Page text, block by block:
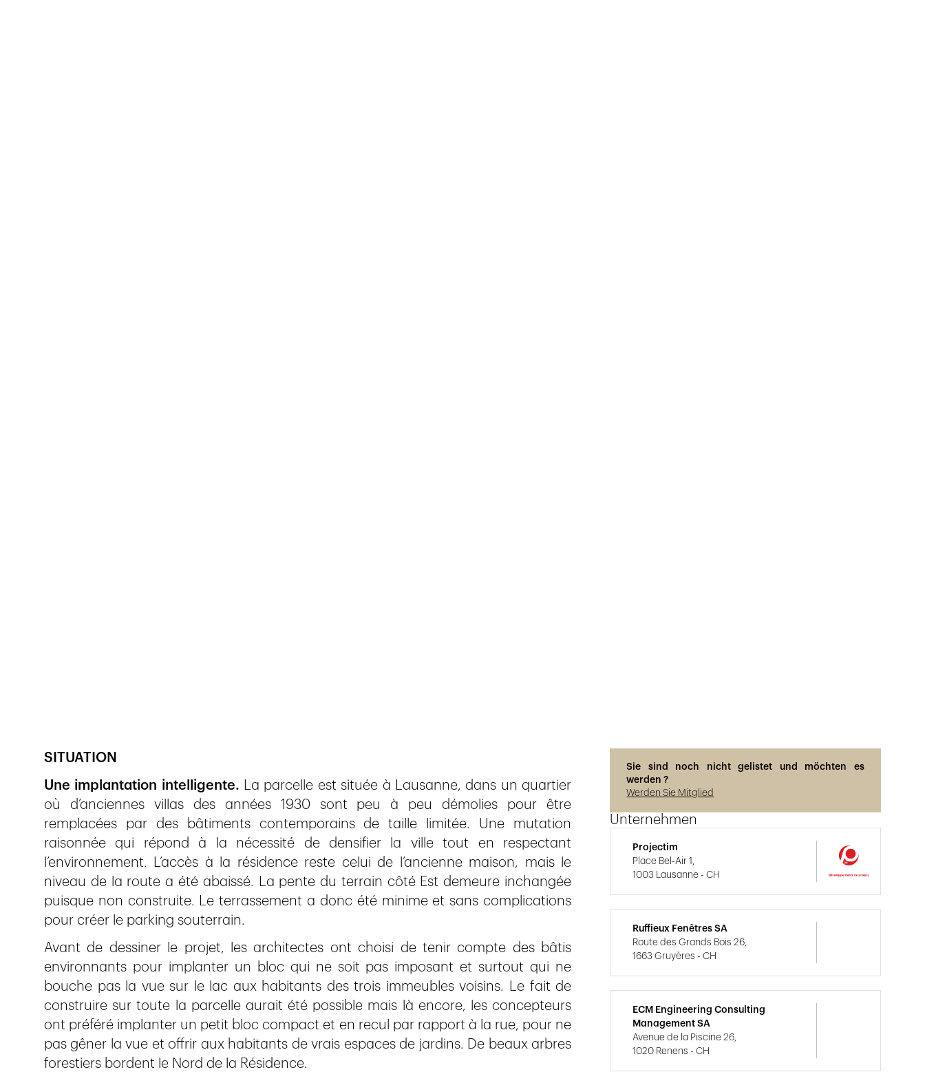
SITUATION
Une implantation intelligente. La parcelle est située à Lausanne, dans un quartier
où d’anciennes villas des années 1930 sont peu à peu démolies pour être
remplacées par des bâtiments contemporains de taille limitée. Une mutation
raisonnée qui répond à la nécessité de densifier la ville tout en respectant
l’environnement. L’accès à la résidence reste celui de l’ancienne maison, mais le
niveau de la route a été abaissé. La pente du terrain côté Est demeure inchangée
puisque non construite. Le terrassement a donc été minime et sans complications
pour créer le parking souterrain.
Avant de dessiner le projet, les architectes ont choisi de tenir compte des bâtis
environnants pour implanter un bloc qui ne soit pas imposant et surtout qui ne
bouche pas la vue sur le lac aux habitants des trois immeubles voisins. Le fait de
construire sur toute la parcelle aurait été possible mais là encore, les concepteurs
ont préféré implanter un petit bloc compact et en recul par rapport à la rue, pour ne
pas gêner la vue et offrir aux habitants de vrais espaces de jardins. De beaux arbres
forestiers bordent le Nord de la Résidence.
Sie sind noch nicht gelistet und möchten es
werden ?
Werden Sie Mitglied
Unternehmen
Projectim
Place Bel-Air 1,
1003 Lausanne - CH
Ruffieux Fenêtres SA
Route des Grands Bois 26,
1663 Gruyères - CH
ECM Engineering Consulting
Management SA
Avenue de la Piscine 26,
1020 Renens - CH